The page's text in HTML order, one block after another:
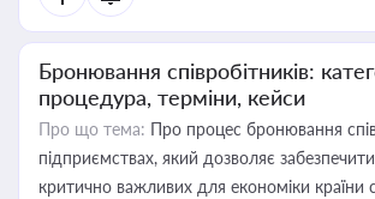
Бронювання співробітників:
процедура, терміни, кейси
Про що тема: Про процес бронювання
підприємствах, який дозволяє забезпечити
критично важливих для економіки країни